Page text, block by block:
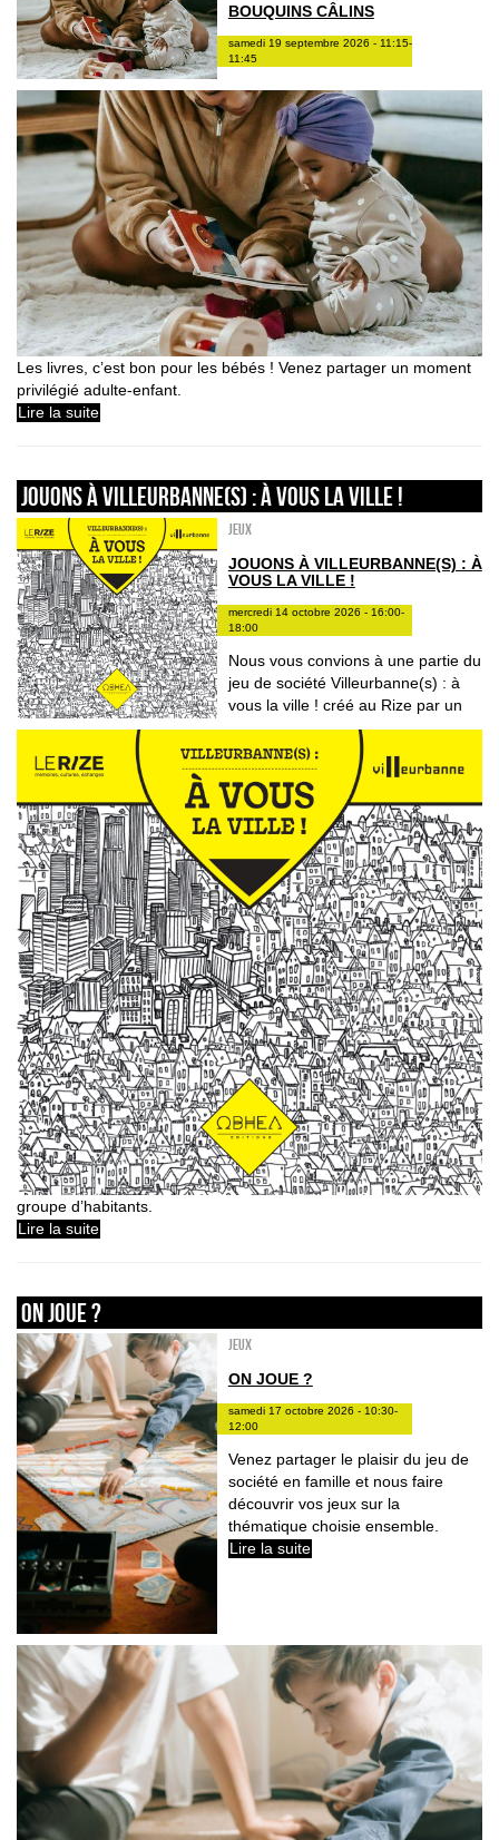
BOUQUINS CÂLINS
samedi 19 septembre 2026 - 11:15-
11:45
Les livres, c’est bon pour les bébés ! Venez partager un moment
privilégié adulte-enfant.
Lire la suite
Jouons à Villeurbanne(s) : à vous la ville !
Jeux
JOUONS À VILLEURBANNE(S) : À
VOUS LA VILLE !
mercredi 14 octobre 2026 - 16:00-
18:00
Nous vous convions à une partie du
jeu de société Villeurbanne(s) : à
vous la ville ! créé au Rize par un
groupe d’habitants.
Lire la suite
On joue ?
Jeux
ON JOUE ?
samedi 17 octobre 2026 - 10:30-
12:00
Venez partager le plaisir du jeu de
société en famille et nous faire
découvrir vos jeux sur la
thématique choisie ensemble.
Lire la suite